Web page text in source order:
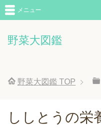
野菜大図鑑
メニュー
野菜大図鑑 TOP
ししとうの栄